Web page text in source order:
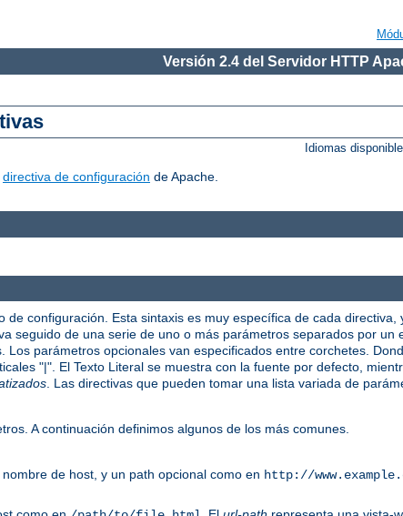
Versión 2.4 del Servidor HTTP
Idiomas
directiva de configuración de Apache.
configuración. Esta sintaxis es muy específica de cada directiva,
seguido de una serie de uno o más parámetros separados por un
parámetros opcionales van especificados entre corchetes.
"|". El Texto Literal se muestra con la fuente por defecto,
. Las directivas que pueden tomar una lista variada de
A continuación definimos algunos de los más comunes.
de host, y un path opcional como en http://